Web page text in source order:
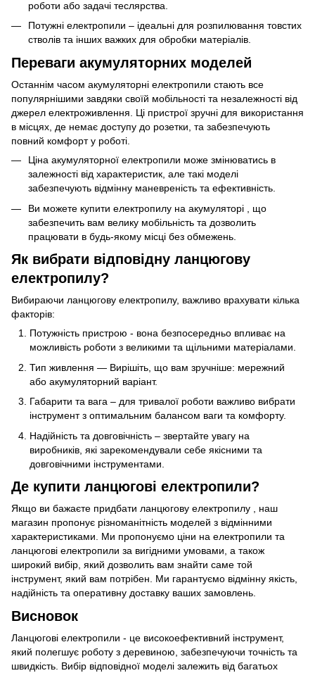
роботи або задачі теслярства.
Потужні електропили – ідеальні для розпилювання товстих
стволів та інших важких для обробки матеріалів.
Переваги акумуляторних моделей
Останнім часом акумуляторні електропили стають все
популярнішими завдяки своїй мобільності та незалежності від
джерел електроживлення. Ці пристрої зручні для використання
в місцях, де немає доступу до розетки, та забезпечують
повний комфорт у роботі.
Ціна акумуляторної електропили може змінюватись в
залежності від характеристик, але такі моделі
забезпечують відмінну маневреність та ефективність.
Ви можете купити електропилу на акумуляторі , що
забезпечить вам велику мобільність та дозволить
працювати в будь-якому місці без обмежень.
Як вибрати відповідну ланцюгову
електропилу?
Вибираючи ланцюгову електропилу, важливо врахувати кілька
факторів:
Потужність пристрою - вона безпосередньо впливає на
можливість роботи з великими та щільними матеріалами.
Тип живлення — Вирішіть, що вам зручніше: мережний
або акумуляторний варіант.
Габарити та вага – для тривалої роботи важливо вибрати
інструмент з оптимальним балансом ваги та комфорту.
Надійність та довговічність – звертайте увагу на
виробників, які зарекомендували себе якісними та
довговічними інструментами.
Де купити ланцюгові електропили?
Якщо ви бажаєте придбати ланцюгову електропилу , наш
магазин пропонує різноманітність моделей з відмінними
характеристиками. Ми пропонуємо ціни на електропили та
ланцюгові електропили за вигідними умовами, а також
широкий вибір, який дозволить вам знайти саме той
інструмент, який вам потрібен. Ми гарантуємо відмінну якість,
надійність та оперативну доставку ваших замовлень.
Висновок
Ланцюгові електропили - це високоефективний інструмент,
який полегшує роботу з деревиною, забезпечуючи точність та
швидкість. Вибір відповідної моделі залежить від багатьох